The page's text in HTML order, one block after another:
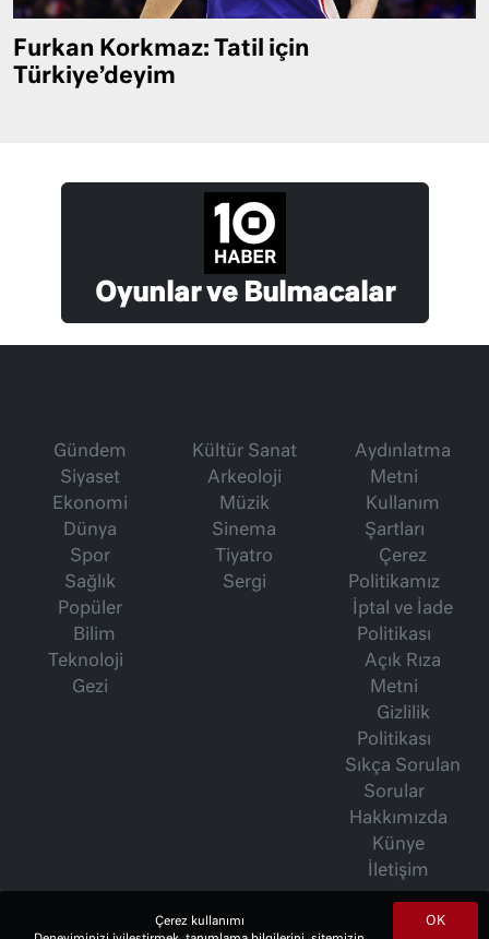
Furkan Korkmaz: Tatil için
Türkiye’deyim
Oyunlar ve Bulmacalar
Gündem
Siyaset
Ekonomi
Dünya
Spor
Sağlık
Popüler
Bilim
Teknoloji
Gezi
Kültür Sanat
Arkeoloji
Müzik
Sinema
Tiyatro
Sergi
Aydınlatma
Metni
Kullanım
Şartları
Çerez
Politikamız
İptal ve İade
Politikası
Açık Rıza
Metni
Gizlilik
Politikası
Sıkça Sorulan
Sorular
Hakkımızda
Künye
İletişim
OK
Çerez kullanımı